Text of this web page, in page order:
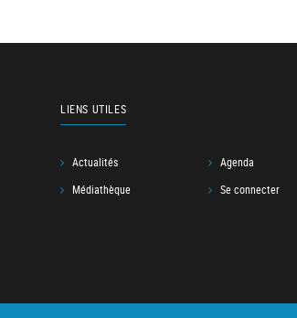
LIENS UTILES
Actualités
Agenda
Médiathèque
Se connecter